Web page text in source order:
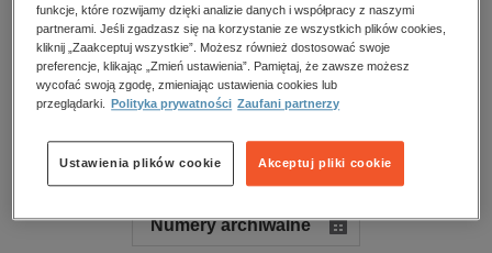
historia
zdrowie
religie
Przeczytaj fragment
BESTSELLER
Newsweek Psychologia Wydanie Specjalne – e-
wydania – 1/2026
Numery archiwalne
funkcje, które rozwijamy dzięki analizie danych i współpracy z naszymi
partnerami. Jeśli zgadzasz się na korzystanie ze wszystkich plików cookies,
kliknij „Zaakceptuj wszystkie”. Możesz również dostosować swoje
preferencje, klikając „Zmień ustawienia”. Pamiętaj, że zawsze możesz
wycofać swoją zgodę, zmieniając ustawienia cookies lub
przeglądarki.
Polityka prywatności Zaufani partnerzy
Akceptuj pliki cookie
Ustawienia plików cookie